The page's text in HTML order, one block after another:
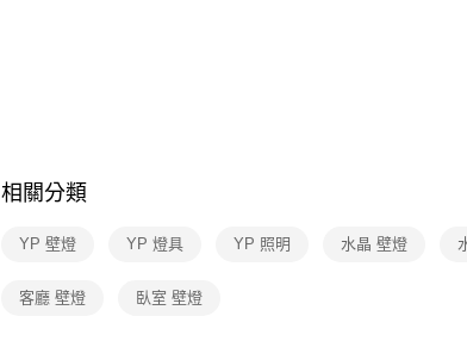
相關分類
YP 壁燈 YP 燈具 YP 照明 水晶 壁燈
客廳 壁燈 臥室 壁燈